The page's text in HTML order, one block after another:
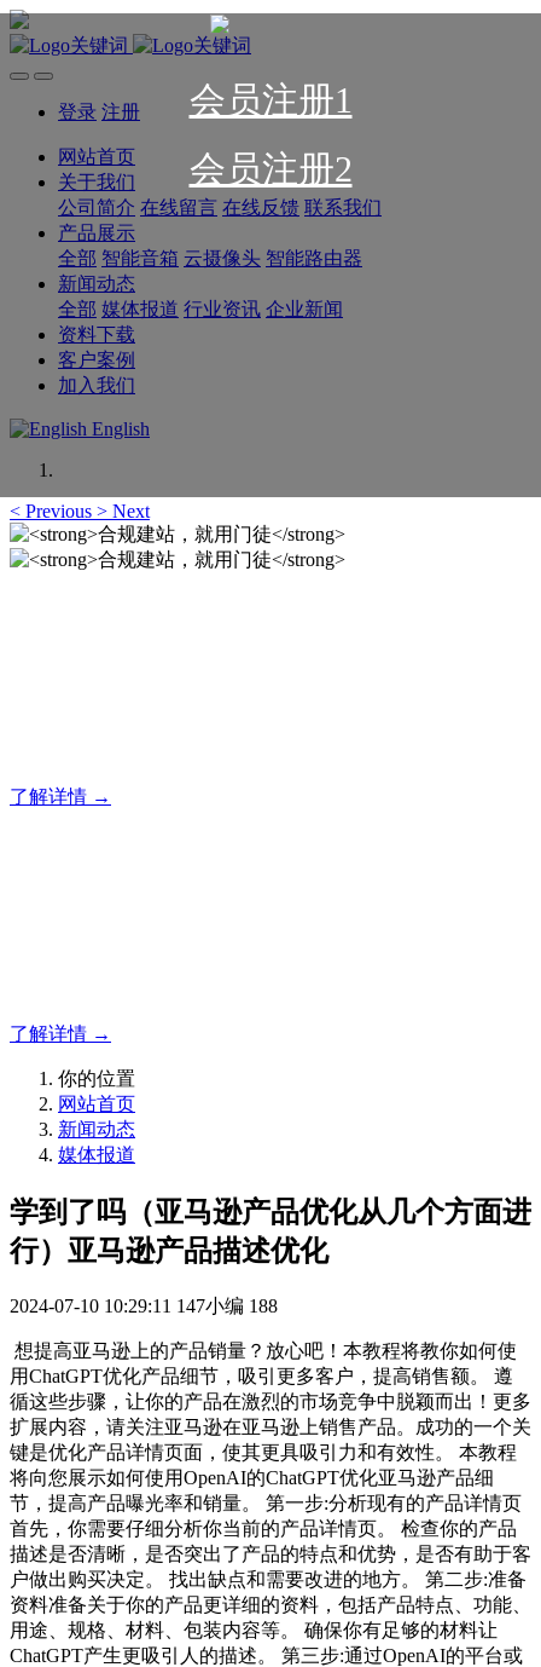
会员注册1
会员注册2
登录 注册
网站首页
关于我们
公司简介 在线留言 在线反馈 联系我们
产品展示
全部 智能音箱 云摄像头 智能路由器
新闻动态
全部 媒体报道 行业资讯 企业新闻
资料下载
客户案例
加入我们
English
< Previous > Next
了解详情 →
了解详情 →
你的位置
网站首页
新闻动态
媒体报道
学到了吗（亚马逊产品优化从几个方面进
行）亚马逊产品描述优化
2024-07-10 10:29:11 147小编 188
想提高亚马逊上的产品销量？放心吧！本教程将教你如何使
用ChatGPT优化产品细节，吸引更多客户，提高销售额。 遵
循这些步骤，让你的产品在激烈的市场竞争中脱颖而出！更多
扩展内容，请关注亚马逊在亚马逊上销售产品。成功的一个关
键是优化产品详情页面，使其更具吸引力和有效性。 本教程
将向您展示如何使用OpenAI的ChatGPT优化亚马逊产品细
节，提高产品曝光率和销量。 第一步:分析现有的产品详情页
首先，你需要仔细分析你当前的产品详情页。 检查你的产品
描述是否清晰，是否突出了产品的特点和优势，是否有助于客
户做出购买决定。 找出缺点和需要改进的地方。 第二步:准备
资料准备关于你的产品更详细的资料，包括产品特点、功能、
用途、规格、材料、包装内容等。 确保你有足够的材料让
ChatGPT产生更吸引人的描述。 第三步:通过OpenAI的平台或